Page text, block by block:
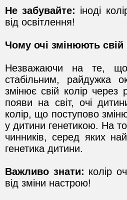
Не забувайте: іноді
від освітлення!
Чому очі змінюють свій
Незважаючи на те,
стабільним, райдужка
змінює свій колір через
появи на світ, очі
колір, що поступово
у дитини генетикою. На
чинників, серед яких
генетика дитини.
Важливо знати: колір
від зміни настрою!